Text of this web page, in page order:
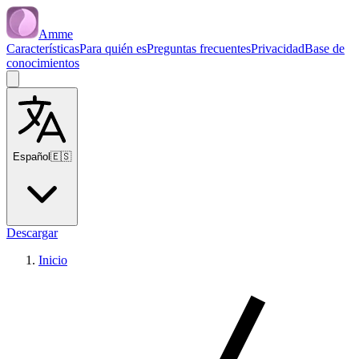
Amme
CaracterísticasPara quién esPreguntas frecuentesPrivacidadBase de
conocimientos
Español 🇪🇸
Descargar
Inicio